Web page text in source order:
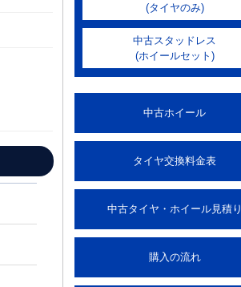
(タイヤのみ)
中古スタッドレス
(ホイールセット)
中古ホイール
タイヤ交換料金表
中古タイヤ・ホイール見積り
購入の流れ